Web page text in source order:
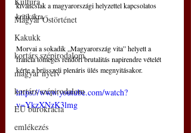
Magyar Őstörténet
Kakukk
kortárs szépirodalom
magyar nyelv
kortárs szépirodalom
EU bürokrácia
emlékezés
kíváncsiak a magyarországi helyzettel kapcsolatos
kritikákra.
Morvai a sokadik „Magyarország vita” helyett a
francia tömeges rendőri brutalitás napirendre vételét
kérte a brüsszeli plenáris ülés megnyitásakor.
https://www.youtube.com/watch?
v=YkzXNzK3lmg